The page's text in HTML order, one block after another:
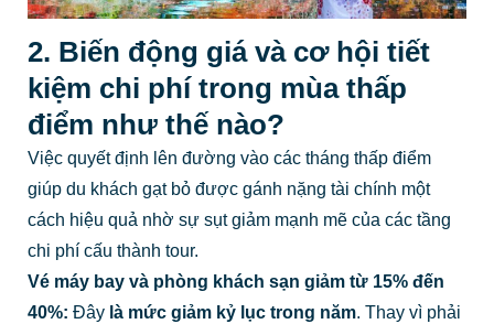
2. Biến động giá và cơ hội tiết
kiệm chi phí trong mùa thấp
điểm như thế nào?
Việc quyết định lên đường vào các tháng thấp điểm
giúp du khách gạt bỏ được gánh nặng tài chính một
cách hiệu quả nhờ sự sụt giảm mạnh mẽ của các tầng
chi phí cấu thành tour.
Vé máy bay và phòng khách sạn giảm từ 15% đến
40%: Đây là mức giảm kỷ lục trong năm. Thay vì phải